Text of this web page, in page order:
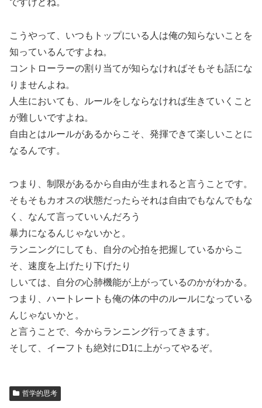
ですけどね。
こうやって、いつもトップにいる人は俺の知らないことを
知っているんですよね。
コントローラーの割り当てが知らなければそもそも話にな
りませんよね。
人生においても、ルールをしならなければ生きていくこと
が難しいですよね。
自由とはルールがあるからこそ、発揮できて楽しいことに
なるんです。
つまり、制限があるから自由が生まれると言うことです。
そもそもカオスの状態だったらそれは自由でもなんでもな
く、なんて言っていいんだろう
暴力になるんじゃないかと。
ランニングにしても、自分の心拍を把握しているからこ
そ、速度を上げたり下げたり
しいては、自分の心肺機能が上がっているのかがわかる。
つまり、ハートレートも俺の体の中のルールになっている
んじゃないかと。
と言うことで、今からランニング行ってきます。
そして、イーフトも絶対にD1に上がってやるぞ。
哲学的思考